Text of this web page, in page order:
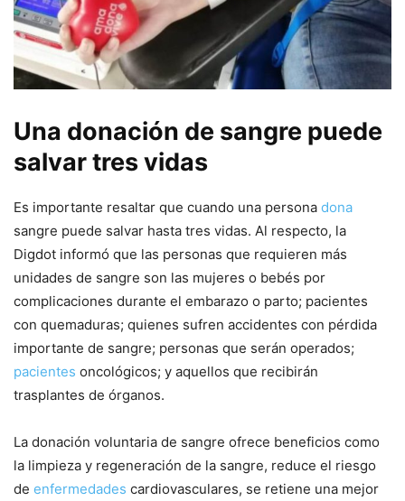
Una donación de sangre puede
salvar tres vidas
Es importante resaltar que cuando una persona dona
sangre puede salvar hasta tres vidas. Al respecto, la
Digdot informó que las personas que requieren más
unidades de sangre son las mujeres o bebés por
complicaciones durante el embarazo o parto; pacientes
con quemaduras; quienes sufren accidentes con pérdida
importante de sangre; personas que serán operados;
pacientes oncológicos; y aquellos que recibirán
trasplantes de órganos.
La donación voluntaria de sangre ofrece beneficios como
la limpieza y regeneración de la sangre, reduce el riesgo
de enfermedades cardiovasculares, se retiene una mejor